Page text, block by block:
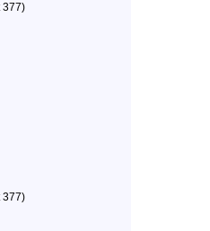
377)
377)